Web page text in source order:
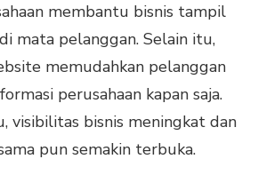
membantu bisnis tampil
mata pelanggan. Selain itu,
memudahkan pelanggan
perusahaan kapan saja.
visibilitas bisnis meningkat dan
pun semakin terbuka.